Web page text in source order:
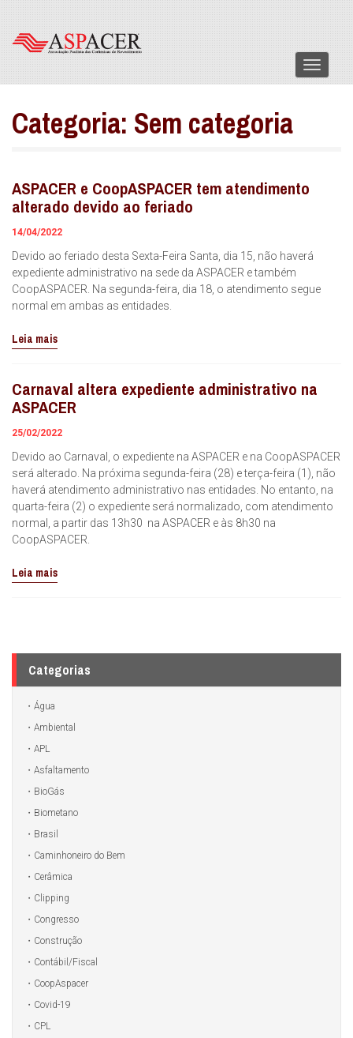
Menu
Categoria: Sem categoria
ASPACER e CoopASPACER tem atendimento
alterado devido ao feriado
14/04/2022
Devido ao feriado desta Sexta-Feira Santa, dia 15, não haverá
expediente administrativo na sede da ASPACER e também
CoopASPACER. Na segunda-feira, dia 18, o atendimento segue
normal em ambas as entidades.
Leia mais
Carnaval altera expediente administrativo na
ASPACER
25/02/2022
Devido ao Carnaval, o expediente na ASPACER e na CoopASPACER
será alterado. Na próxima segunda-feira (28) e terça-feira (1), não
haverá atendimento administrativo nas entidades. No entanto, na
quarta-feira (2) o expediente será normalizado, com atendimento
normal, a partir das 13h30 na ASPACER e às 8h30 na
CoopASPACER.
Leia mais
Categorias
Água
Ambiental
APL
Asfaltamento
BioGás
Biometano
Brasil
Caminhoneiro do Bem
Cerâmica
Clipping
Congresso
Construção
Contábil/Fiscal
CoopAspacer
Covid-19
CPL